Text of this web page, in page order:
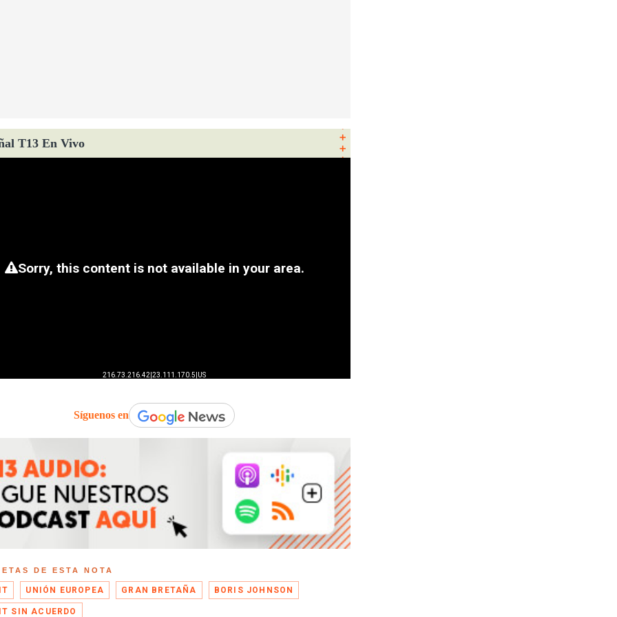
T13 En Vivo
Síguenos en
DE ESTA NOTA
UNIÓN EUROPEA GRAN BRETAÑA BORIS JOHNSON
SIN ACUERDO